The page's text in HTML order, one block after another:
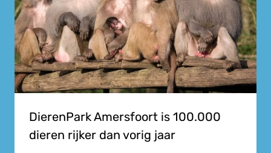
DierenPark Amersfoort is 100.000
dieren rijker dan vorig jaar